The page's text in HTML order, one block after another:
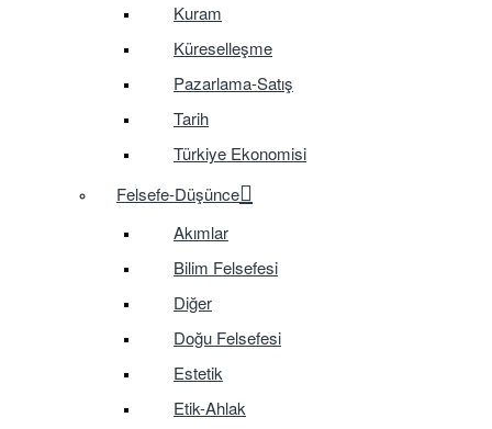
Kuram
Küreselleşme
Pazarlama-Satış
Tarih
Türkiye Ekonomisi
Felsefe-Düşünce
Akımlar
Bilim Felsefesi
Diğer
Doğu Felsefesi
Estetik
Etik-Ahlak